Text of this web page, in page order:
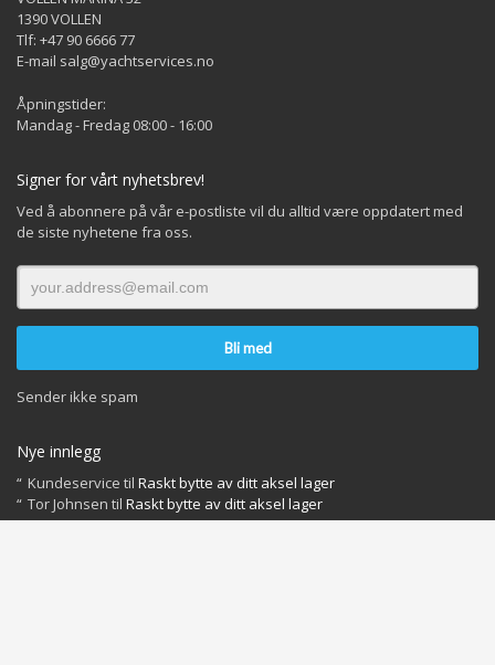
1390 VOLLEN
Tlf: +47 90 6666 77
E-mail salg@yachtservices.no
Åpningstider:
Mandag - Fredag 08:00 - 16:00
Signer for vårt nyhetsbrev!
Ved å abonnere på vår e-postliste vil du alltid være oppdatert med
de siste nyhetene fra oss.
Sender ikke spam
Nye innlegg
Kundeservice til Raskt bytte av ditt aksel lager
Tor Johnsen til Raskt bytte av ditt aksel lager